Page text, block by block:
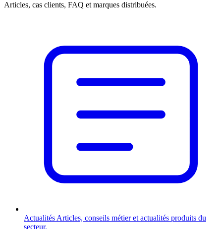
Articles, cas clients, FAQ et marques distribuées.
Actualités Articles, conseils métier et actualités produits du
secteur.